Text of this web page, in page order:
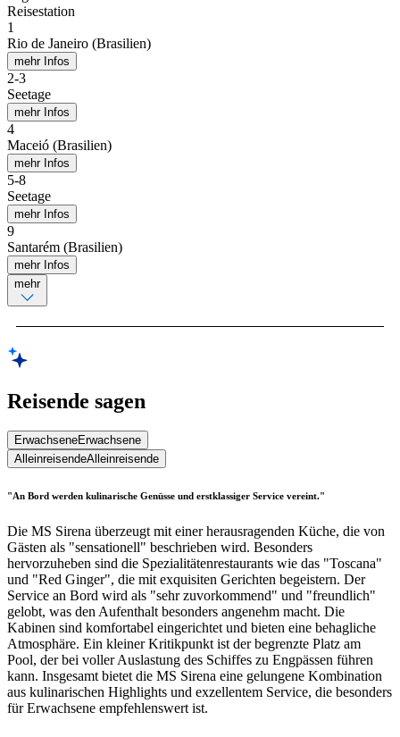
Reisestation
1
Rio de Janeiro (Brasilien)
mehr Infos
2-3
Seetage
mehr Infos
4
Maceió (Brasilien)
mehr Infos
5-8
Seetage
mehr Infos
9
Santarém (Brasilien)
mehr Infos
mehr
Reisende sagen
ErwachseneErwachsene
AlleinreisendeAlleinreisende
"An Bord werden kulinarische Genüsse und erstklassiger Service vereint."
Die MS Sirena überzeugt mit einer herausragenden Küche, die von
Gästen als "sensationell" beschrieben wird. Besonders
hervorzuheben sind die Spezialitätenrestaurants wie das "Toscana"
und "Red Ginger", die mit exquisiten Gerichten begeistern. Der
Service an Bord wird als "sehr zuvorkommend" und "freundlich"
gelobt, was den Aufenthalt besonders angenehm macht. Die
Kabinen sind komfortabel eingerichtet und bieten eine behagliche
Atmosphäre. Ein kleiner Kritikpunkt ist der begrenzte Platz am
Pool, der bei voller Auslastung des Schiffes zu Engpässen führen
kann. Insgesamt bietet die MS Sirena eine gelungene Kombination
aus kulinarischen Highlights und exzellentem Service, die besonders
für Erwachsene empfehlenswert ist.